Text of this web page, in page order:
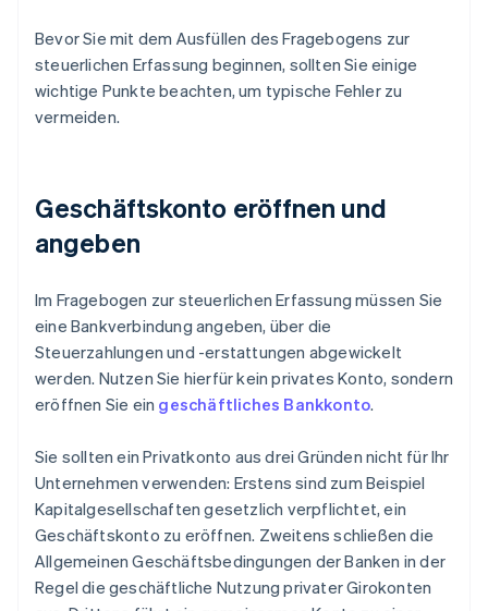
Bevor Sie mit dem Ausfüllen des Fragebogens zur
steuerlichen Erfassung beginnen, sollten Sie einige
wichtige Punkte beachten, um typische Fehler zu
vermeiden.
Geschäftskonto eröffnen und
angeben
Im Fragebogen zur steuerlichen Erfassung müssen Sie
eine Bankverbindung angeben, über die
Steuerzahlungen und -erstattungen abgewickelt
werden. Nutzen Sie hierfür kein privates Konto, sondern
eröffnen Sie ein geschäftliches Bankkonto.
Sie sollten ein Privatkonto aus drei Gründen nicht für Ihr
Unternehmen verwenden: Erstens sind zum Beispiel
Kapitalgesellschaften gesetzlich verpflichtet, ein
Geschäftskonto zu eröffnen. Zweitens schließen die
Allgemeinen Geschäftsbedingungen der Banken in der
Regel die geschäftliche Nutzung privater Girokonten